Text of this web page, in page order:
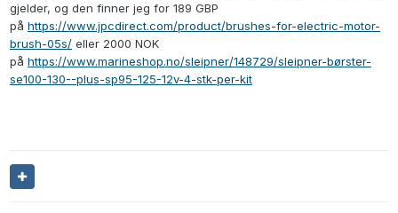
gjelder, og den finner jeg for 189 GBP
på https://www.jpcdirect.com/product/brushes-for-electric-motor-
brush-05s/ eller 2000 NOK
på https://www.marineshop.no/sleipner/148729/sleipner-børster-
se100-130--plus-sp95-125-12v-4-stk-per-kit